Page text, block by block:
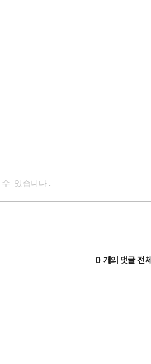
0 개의 댓글 전